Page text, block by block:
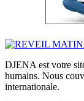
DJENA est votre
humains. Nous
internationale.